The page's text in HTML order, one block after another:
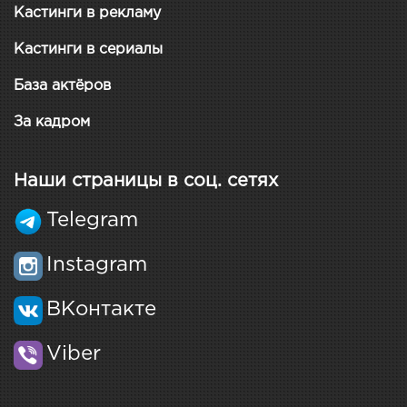
Кастинги в рекламу
Кастинги в сериалы
База актёров
За кадром
Наши страницы в соц. сетях
Telegram
Instagram
ВКонтакте
Viber